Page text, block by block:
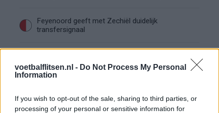
voetbalflitsen.nl - Do Not Process My Personal
Information
If you wish to opt-out of the sale, sharing to third parties, or
processing of your personal or sensitive information for
Feyenoord geeft met Zechiël duidelijk
transfersignaal
groot probleem van vorig seizoen op